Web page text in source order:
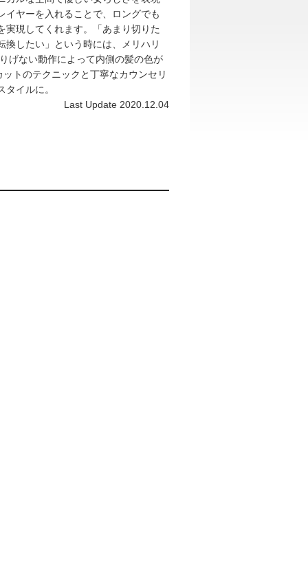
イヤーを入れることで、ロングでも
実現してくれます。「あまり切りた
換したい」という時には、メリハリ
げない動作によって内側の髪の色が
トのテクニックと丁寧なカウンセリ
イルに。
Last Update 2020.12.04